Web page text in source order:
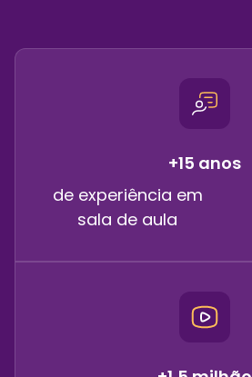
+15 anos
de experiência em
sala de aula